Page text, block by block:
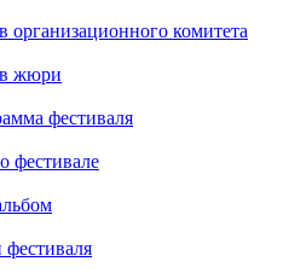
организационного комитета
жюри
фестиваля